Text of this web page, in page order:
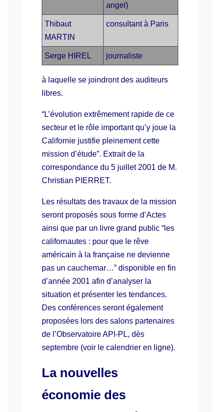
angel)
Thibaut
MARTIN
consultant à Paris
Serge HIREL journaliste
à laquelle se joindront des auditeurs
libres.
“L’évolution extrêmement rapide de ce
secteur et le rôle important qu’y joue la
Californie justifie pleinement cette
mission d’étude”. Extrait de la
correspondance du 5 juillet 2001 de M.
Christian PIERRET.
Les résultats des travaux de la mission
seront proposés sous forme d’Actes
ainsi que par un livre grand public “les
californautes : pour que le rêve
américain à la française ne devienne
pas un cauchemar…” disponible en fin
d’année 2001 afin d’analyser la
situation et présenter les tendances.
Des conférences seront également
proposées lors des salons partenaires
de l’Observatoire API-PL, dès
septembre (voir le calendrier en ligne).
La nouvelles
économie des